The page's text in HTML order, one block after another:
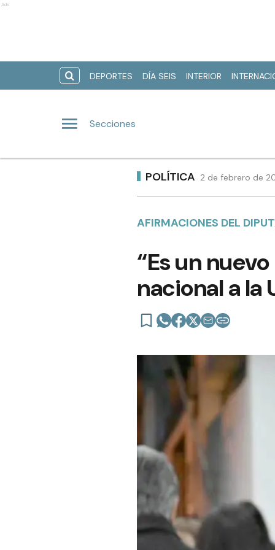
Ads
DEPORTES DÍA SEIS INTERIOR
Secciones
POLÍTICA 2 de febrero de
AFIRMACIONES DEL
“Es un
nacional a la